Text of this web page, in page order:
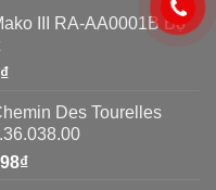
III RA-AA0001B Bộ
₫Giá
tại
là:
6,959,601₫.
Des Tourelles
₫Giá